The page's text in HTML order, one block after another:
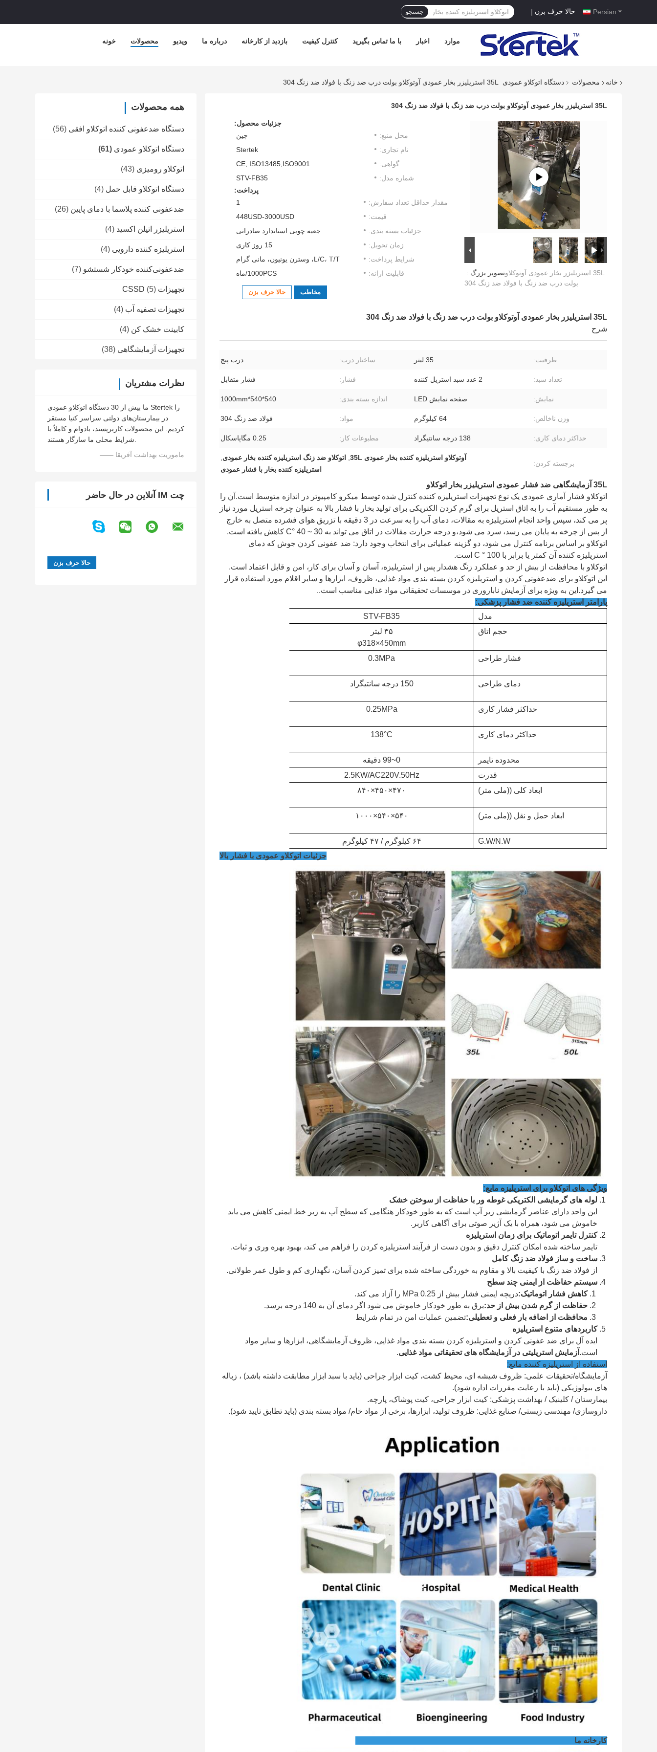
Persian حالا حرف بزن | جستجو
خونه محصولات ویدیو درباره ما بازدید از کارخانه کنترل کیفیت با ما تماس بگیرید اخبار موارد
خانه محصولات دستگاه اتوکلاو عمودی 35L استریلیزر بخار عمودی آوتوکلاو بولت درب ضد زنگ با فولاد ضد زنگ 304
همه محصولات
دستگاه ضدعفونی کننده اتوکلاو افقی (56)
دستگاه اتوکلاو عمودی (61)
اتوکلاو رومیزی (43)
دستگاه اتوکلاو قابل حمل (4)
ضدعفونی کننده پلاسما با دمای پایین (26)
استریلیزر اتیلن اکسید (4)
استریلیزه کننده دارویی (4)
ضدعفونی‌کننده خودکار شستشو (7)
تجهیزات CSSD (5)
تجهیزات تصفیه آب (4)
کابینت خشک کن (4)
تجهیزات آزمایشگاهی (38)
نظرات مشتریان
ما بیش از 30 دستگاه اتوکلاو عمودی Stertek را
در بیمارستان‌های دولتی سراسر کنیا مستقر
کردیم. این محصولات کاربرپسند، بادوام و کاملاً با
شرایط محلی ما سازگار هستند.
—— ماموریت بهداشت آفریقا
چت IM آنلاین در حال حاضر
35L استریلیزر بخار عمودی آوتوکلاو بولت درب ضد زنگ با فولاد ضد زنگ 304
تصویر بزرگ :35L استریلیزر بخار عمودی آوتوکلاو
بولت درب ضد زنگ با فولاد ضد زنگ 304
جزئیات محصول:
محل منبع:
چین
نام تجاری:
Stertek
گواهی:
CE, ISO13485,ISO9001
شماره مدل:
STV-FB35
پرداخت:
مقدار حداقل تعداد سفارش:
1
قیمت:
448USD-3000USD
جزئیات بسته بندی:
جعبه چوبی استاندارد صادراتی
زمان تحویل:
15 روز کاری
شرایط پرداخت:
L/C، T/T، وسترن یونیون، مانی گرام
قابلیت ارائه:
1000PCS/ماه
مخاطب حالا حرف بزن
35L استریلیزر بخار عمودی آوتوکلاو بولت درب ضد زنگ با فولاد ضد زنگ 304
شرح
ظرفیت: 35 لیتر ساختار درب: درب پیچ
تعداد سبد: 2 عدد سبد استریل کننده فشار: فشار متقابل
نمایش: صفحه نمایش LED اندازه بسته بندی: 540*540*1000mm
وزن ناخالص: 64 کیلوگرم مواد: فولاد ضد زنگ 304
حداکثر دمای کاری: 138 درجه سانتیگراد مطبوعات کار: 0.25 مگاپاسکال
برجسته کردن:
آوتوکلاو استریلیزه کننده بخار عمودی 35L , اتوکلاو ضد زنگ استریلیزه کننده بخار عمودی,
استریلیزه کننده بخار با فشار عمودی
35L آزمایشگاهی ضد فشار عمودی استریلیزر بخار اتوکلاو
اتوکلاو فشار آماری عمودی یک نوع تجهیزات استریلیزه کننده کنترل شده توسط میکرو کامپیوتر در اندازه متوسط است.آن را
به طور مستقیم آب را به اتاق استریل برای گرم کردن الکتریکی برای تولید بخار با فشار بالا به عنوان چرخه استریل مورد نیاز
پر می کند، سپس واحد انجام استریلیزه به مقالات، دمای آب را به سرعت در 3 دقیقه با تزریق هوای فشرده متصل به خارج
از پس از چرخه به پایان می رسد، سرد می شود،و درجه حرارت مقالات در اتاق می تواند به 30 ~ 40 °C کاهش یافته است.
اتوکلاو بر اساس برنامه کنترل می شود، دو گزینه عملیاتی برای انتخاب وجود دارد: ضد عفونی کردن جوش که دمای
استریلیزه کننده آن کمتر یا برابر با 100 ° C است.
اتوکلاو با محافظت از بیش از حد و عملکرد زنگ هشدار پس از استریلیزه، آسان و آسان برای کار، امن و قابل اعتماد است.
این اتوکلاو برای ضدعفونی کردن و استریلیزه کردن بسته بندی مواد غذایی، ظروف، ابزارها و سایر اقلام مورد استفاده قرار
می گیرد.این به ویژه برای آزمایش ناباروری در موسسات تحقیقاتی مواد غذایی مناسب است..
پارامتر استریلیزه کننده ضد فشار پزشکی:
مدل
STV-FB35
حجم اتاق
۳۵ لیتر
φ318×450mm
فشار طراحی
0.3MPa
دمای طراحی 150 درجه سانتیگراد
حداکثر فشار کاری 0.25MPa
حداکثر دمای کاری 138°C
محدوده تایمر
0~99 دقیقه
قدرت
2.5KW/AC220V.50Hz
ابعاد کلی ((ملی متر)
۴۷۰×۴۵۰×۸۴۰
ابعاد حمل و نقل ((ملی متر) ۵۴۰×۵۴۰×۱۰۰۰
G.W/N.W
۶۴ کیلوگرم / ۴۷ کیلوگرم
جزئیات اتوکلاو عمودی با فشار بالا
ویژگی های اتوکلاو برای استریلیزه مایع:
لوله های گرمایشی الکتریکی غوطه ور با حفاظت از سوختن خشک
این واحد دارای عناصر گرمایشی زیر آب است که به طور خودکار هنگامی که سطح آب به زیر خط ایمنی کاهش می یابد
خاموش می شود، همراه با یک آژیر صوتی برای آگاهی کاربر.
کنترل تایمر اتوماتیک برای زمان استریلیزه
تایمر ساخته شده امکان کنترل دقیق و بدون دست از فرآیند استریلیزه کردن را فراهم می کند، بهبود بهره وری و ثبات.
ساخت و ساز فولاد ضد زنگ کامل
از فولاد ضد زنگ با کیفیت بالا و مقاوم به خوردگی ساخته شده برای تمیز کردن آسان، نگهداری کم و طول عمر طولانی.
سیستم حفاظت از ایمنی چند سطح
کاهش فشار اتوماتیک:دریچه ایمنی فشار بیش از 0.25 MPa را آزاد می کند.
حفاظت از گرم شدن بیش از حد:برق به طور خودکار خاموش می شود اگر دمای آن به 140 درجه برسد.
محافظت از اضافه بار فعلی و تعطیلی:تضمین عملیات امن در تمام شرایط
کاربردهای متنوع استریلیزه
ایده آل برای ضد عفونی کردن و استریلیزه کردن بسته بندی مواد غذایی، ظروف آزمایشگاهی، ابزارها و سایر مواد
است. آزمایش استریلیتی در آزمایشگاه های تحقیقاتی مواد غذایی.
استفاده از استریلیزه کننده مایع:
آزمایشگاه/تحقیقات علمی: ظروف شیشه ای، محیط کشت، کیت ابزار جراحی (باید با سبد ابزار مطابقت داشته باشد) ، زباله
های بیولوژیکی (باید با رعایت مقررات اداره شود).
بیمارستان / کلینیک / بهداشت پزشکی: کیت ابزار جراحی، کیت پوشاک، پارچه.
داروسازی/ مهندسی زیستی/ صنایع غذایی: ظروف تولید، ابزارها، برخی از مواد خام/ مواد بسته بندی (باید تطابق تایید شود).
کارخانه ما